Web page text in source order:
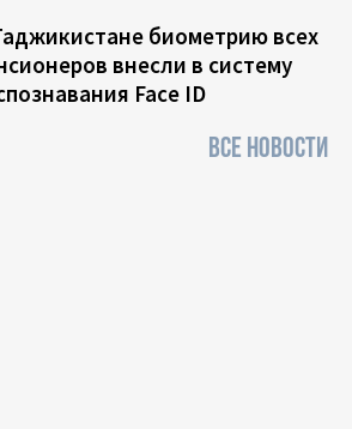
биометрию всех
внесли в систему
Face ID
ВСЕ НОВОСТИ